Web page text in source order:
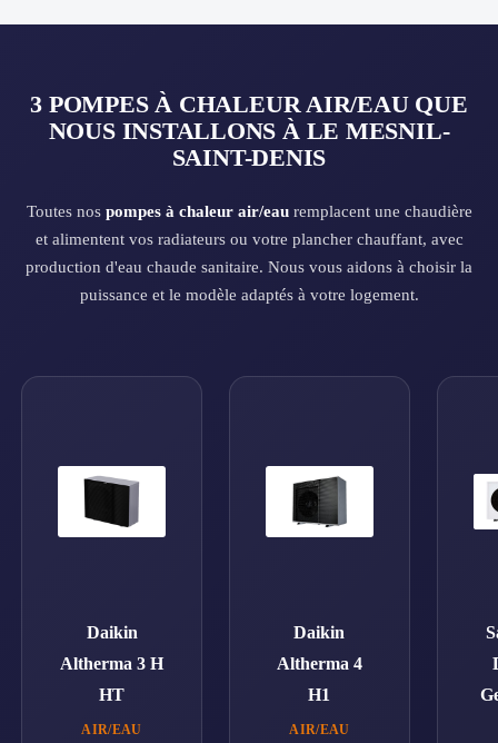
3 POMPES À CHALEUR AIR/EAU QUE
NOUS INSTALLONS À LE MESNIL-
SAINT-DENIS
Toutes nos pompes à chaleur air/eauremplacent une chaudière
et alimentent vos radiateurs ou votre plancher chauffant, avec
production d'eau chaude sanitaire. Nous vous aidons à choisir la
puissance et le modèle adaptés à votre logement.
Daikin
Altherma 3 H
HT
AIR/EAU
Daikin
Altherma 4
H1
AIR/EAU